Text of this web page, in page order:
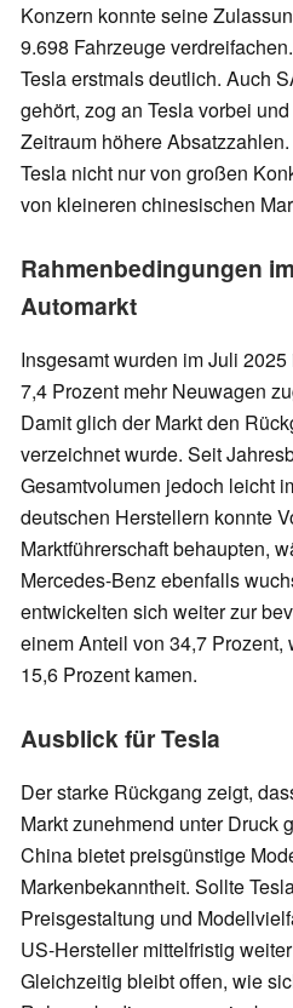
Konzern konnte seine
9.698 Fahrzeuge
Tesla erstmals deutlich. Auch
gehört, zog an Tesla vorbei
Zeitraum höhere
Tesla nicht nur von großen
von kleineren chinesischen
Rahmenbedingungen
Automarkt
Insgesamt wurden im Juli
7,4 Prozent mehr Neuwagen
Damit glich der Markt den
verzeichnet wurde. Seit
Gesamtvolumen jedoch leicht
deutschen Herstellern konnte
Marktführerschaft behaupten,
Mercedes-Benz ebenfalls
entwickelten sich weiter zur
einem Anteil von 34,7
15,6 Prozent kamen.
Ausblick für Tesla
Der starke Rückgang zeigt,
Markt zunehmend unter Druck
China bietet preisgünstige
Markenbekanntheit. Sollte
Preisgestaltung und
US-Hersteller mittelfristig
Gleichzeitig bleibt offen, wie